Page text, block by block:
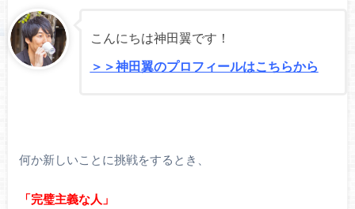
こんにちは神田翼です！
＞＞神田翼のプロフィールはこちらから
何か新しいことに挑戦をするとき、
「完璧主義な人」